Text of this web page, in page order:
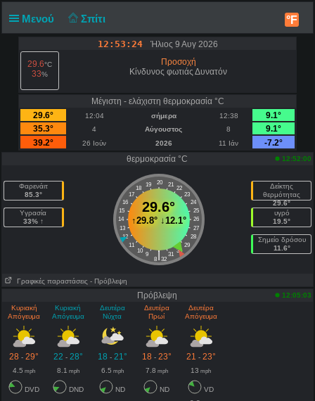
Μενού Σπίτι °F
12:53:24
Ήλιος 9 Αυγ 2026
29.6°C
33%
Προσοχή
Κίνδυνος φωτιάς Δυνατόν
Μέγιστη - ελάχιστη θερμοκρασία °C
29.6°
12:04 σήμερα 12:38
9.1°
35.3°
4 Αύγουστος 8
9.1°
39.2°
26 Ιούν 2026 11 Ιάν
-7.2°
θερμοκρασία °C
12:52:00
Φαρενάιτ
85.3°
Υγρασία
33% ↑
20
19 21
18
22
17
23
16
24
15
25
14
26
13
27
12
28
11
29
10
30
9 31
|
8 32
29.6°
↑29.8°↓12.1°
Δείκτης
θερμότητας
29.6°
υγρό
19.5°
Σημείο δρόσου
11.6°
Γραφικές παραστάσεις - Πρόβλεψη
Πρόβλεψη
12:05:03
Κυριακή
Απόγευμα
Κυριακή
Απόγευμα
Δευτέρα
Νύχτα
Δευτέρα
Πρωί
Δευτέρα
Απόγευμα
28 -29° 22 - 28° 18 - 21° 18- 23° 21 - 23°
4.5 mph 8.1 mph 6.5 mph 7.8 mph 13 mph
DVD DND ND ND
VD